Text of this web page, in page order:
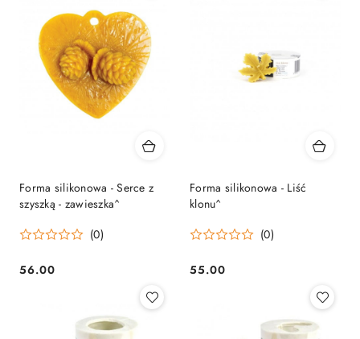
Forma silikonowa - Serce z
szyszką - zawieszka^
(0)
Cena:
56.00
Forma silikonowa - Liść
klonu^
(0)
Cena:
55.00